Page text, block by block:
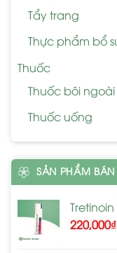
Tẩy trang
Thực phẩm bổ
Thuốc
Thuốc bôi
Thuốc uống
SẢN PHẨM
220,000₫